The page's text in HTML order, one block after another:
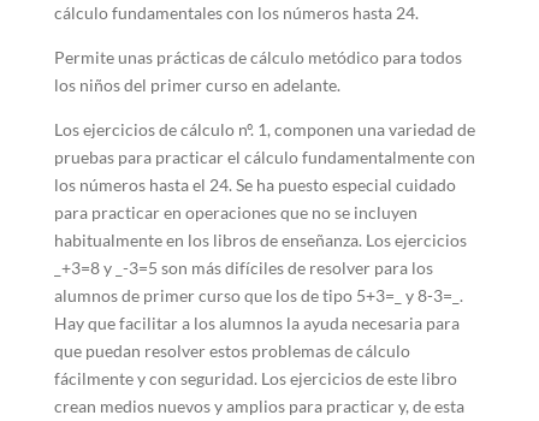
cálculo fundamentales con los números hasta 24.
Permite unas prácticas de cálculo metódico para todos
los niños del primer curso en adelante.
Los ejercicios de cálculo nº. 1, componen una variedad de
pruebas para practicar el cálculo fundamentalmente con
los números hasta el 24. Se ha puesto especial cuidado
para practicar en operaciones que no se incluyen
habitualmente en los libros de enseñanza. Los ejercicios
_+3=8 y _-3=5 son más difíciles de resolver para los
alumnos de primer curso que los de tipo 5+3=_ y 8-3=_.
Hay que facilitar a los alumnos la ayuda necesaria para
que puedan resolver estos problemas de cálculo
fácilmente y con seguridad. Los ejercicios de este libro
crean medios nuevos y amplios para practicar y, de esta